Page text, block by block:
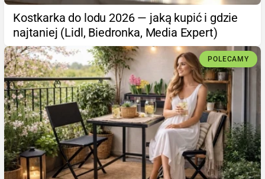
Kostkarka do lodu 2026 — jaką kupić i gdzie
najtaniej (Lidl, Biedronka, Media Expert)
POLECAMY